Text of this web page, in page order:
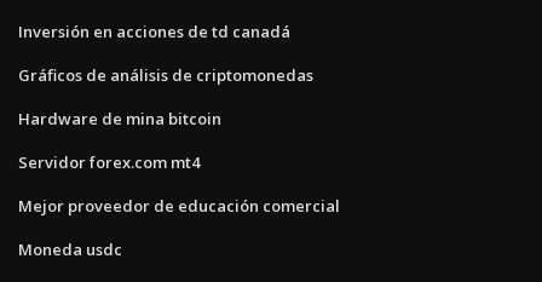
Inversión en acciones de td canadá
Gráficos de análisis de criptomonedas
Hardware de mina bitcoin
Servidor forex.com mt4
Mejor proveedor de educación comercial
Moneda usdc